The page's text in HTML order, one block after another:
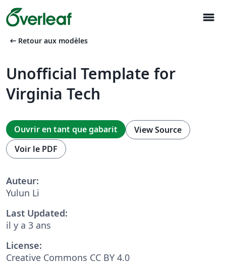
menu
arrow_left_alt Retour aux modèles
Unofficial Template for
Virginia Tech
Ouvrir en tant que gabarit
View Source
Voir le PDF
Auteur:
Yulun Li
Last Updated:
il y a 3 ans
License:
Creative Commons CC BY 4.0